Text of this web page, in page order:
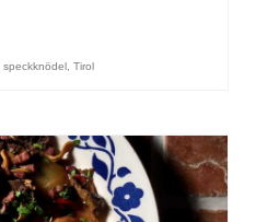
speckknödel Tirol